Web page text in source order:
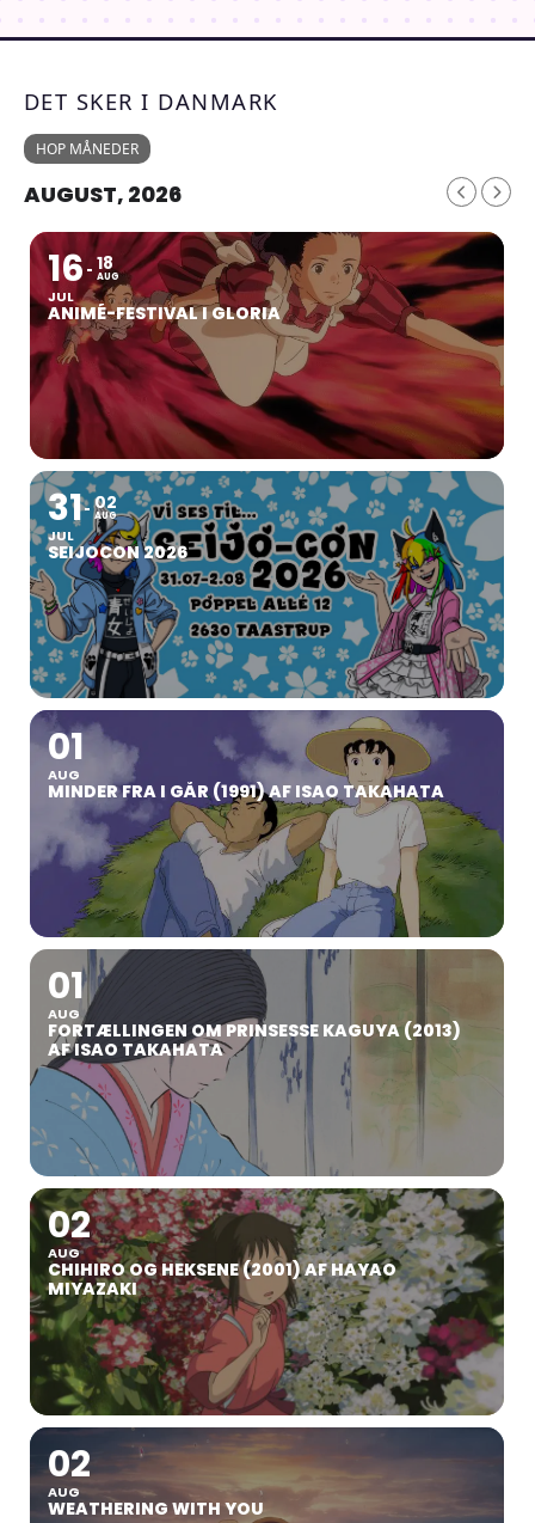
DET SKER I DANMARK
HOP MÅNEDER
AUGUST, 2026
16
JUL
18
AUG
ANIMÉ-FESTIVAL I GLORIA
31
JUL
02
AUG
SEIJOCON 2026
01
AUG
MINDER FRA I GÅR (1991) AF ISAO TAKAHATA
01
AUG
FORTÆLLINGEN OM PRINSESSE KAGUYA (2013)
AF ISAO TAKAHATA
02
AUG
CHIHIRO OG HEKSENE (2001) AF HAYAO
MIYAZAKI
02
AUG
WEATHERING WITH YOU